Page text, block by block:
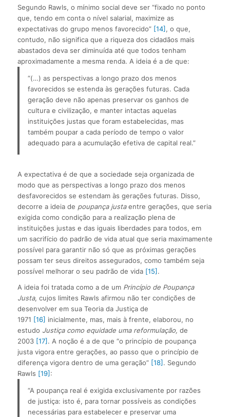
Segundo Rawls, o mínimo social deve ser “fixado no ponto
que, tendo em conta o nível salarial, maximize as
expectativas do grupo menos favorecido” [14] , o que,
contudo, não significa que a riqueza dos cidadãos mais
abastados deva ser diminuída até que todos tenham
aproximadamente a mesma renda. A ideia é a de que:
“(…) as perspectivas a longo prazo dos menos
favorecidos se estenda às gerações futuras. Cada
geração deve não apenas preservar os ganhos de
cultura e civilização, e manter intactas aquelas
instituições justas que foram estabelecidas, mas
também poupar a cada período de tempo o valor
adequado para a acumulação efetiva de capital real.”
A expectativa é de que a sociedade seja organizada de
modo que as perspectivas a longo prazo dos menos
desfavorecidos se estendam às gerações futuras. Disso,
decorre a ideia de poupança justaentre gerações, que seria
exigida como condição para a realização plena de
instituições justas e das iguais liberdades para todos, em
um sacrifício do padrão de vida atual que seria maximamente
possível para garantir não só que as próximas gerações
possam ter seus direitos assegurados, como também seja
possível melhorar o seu padrão de vida [15] .
A ideia foi tratada como a de um Princípio de Poupança
Justa, cujos limites Rawls afirmou não ter condições de
desenvolver em sua Teoria da Justiça de
1971 [16] inicialmente, mas, mais à frente, elaborou, no
estudo Justiça como equidade uma reformulação, de
2003 [17] . A noção é a de que “o princípio de poupança
justa vigora entre gerações, ao passo que o princípio de
diferença vigora dentro de uma geração” [18] . Segundo
Rawls [19] :
“A poupança real é exigida exclusivamente por razões
de justiça: isto é, para tornar possíveis as condições
necessárias para estabelecer e preservar uma